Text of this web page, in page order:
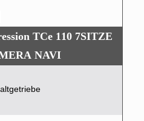
TCe 110 7SITZE
NAVI